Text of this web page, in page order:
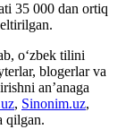
35 000 dan ortiq
o‘zbek tilini
blogerlar va
an’anaga
, Sinonim.uz,
qilgan.